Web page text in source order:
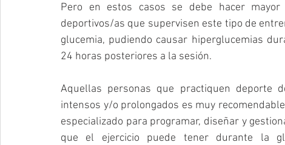
Pero en estos casos se debe hacer
deportivos/as que supervisen este tipo de
glucemia, pudiendo causar hiperglucemias
24 horas posteriores a la sesión.
Aquellas personas que practiquen deporte
intensos y/o prolongados es muy
especializado para programar, diseñar y
que el ejercicio puede tener durante la